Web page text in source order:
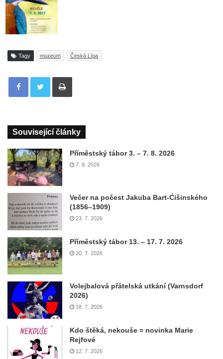
Tagy muzeum Česká Lípa
Tisknout
Související články
Příměstský tábor 3. – 7. 8. 2026
7. 8. 2026
Večer na počest Jakuba Bart-Ćišinského
(1856–1909)
23. 7. 2026
Příměstský tábor 13. – 17. 7. 2026
20. 7. 2026
Volejbalová přátelská utkání (Varnsdorf
2026)
18. 7. 2026
Kdo štěká, nekouše = novinka Marie
Rejfové
12. 7. 2026